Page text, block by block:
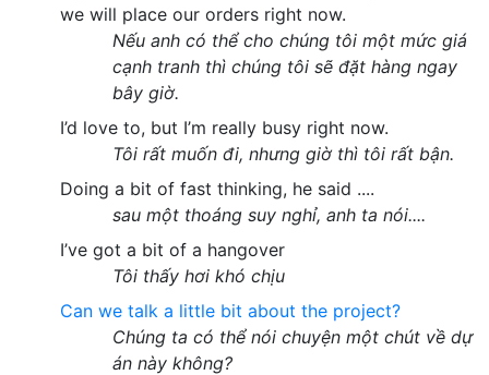
we will place our orders right now.
Nếu anh có thể cho chúng tôi một mức giá
cạnh tranh thì chúng tôi sẽ đặt hàng ngay
bây giờ.
I’d love to, but I’m really busy right now.
Tôi rất muốn đi, nhưng giờ thì tôi rất bận.
Doing a bit of fast thinking, he said ....
sau một thoáng suy nghỉ, anh ta nói....
I’ve got a bit of a hangover
Tôi thấy hơi khó chịu
Can we talk a little bit about the project?
Chúng ta có thể nói chuyện một chút về dự
án này không?